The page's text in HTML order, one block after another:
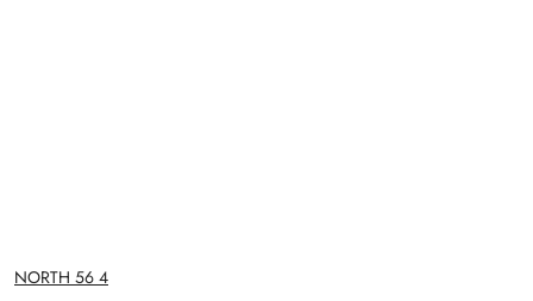
NAZWA
PRODUCENTA:
NORTH 56 4